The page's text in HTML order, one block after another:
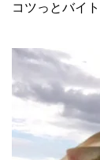
コツっとバイ